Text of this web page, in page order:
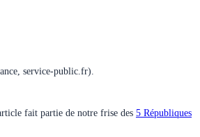
service-public.fr).
fait partie de notre frise des 5 Républiques